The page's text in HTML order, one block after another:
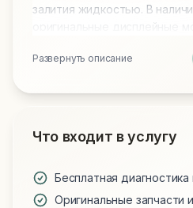
залития жидкостью. В
аккумуляторы и
Обращаясь к нам, вы
устройства.
Развернуть описание
Что входит в услугу
Бесплатная
Оригинальные запчасти